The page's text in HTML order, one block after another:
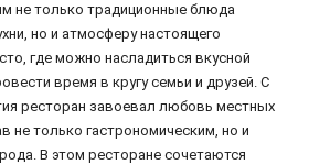
не только традиционные блюда
но и атмосферу настоящего
где можно насладиться вкусной
время в кругу семьи и друзей. С
ресторан завоевал любовь местных
не только гастрономическим, но и
В этом ресторане сочетаются